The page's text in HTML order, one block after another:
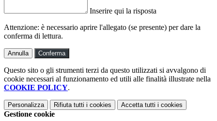
Inserire qui la risposta
Attenzione: è necessario aprire l'allegato (se presente) per dare la
conferma di lettura.
Annulla Conferma
Questo sito o gli strumenti terzi da questo utilizzati si avvalgono di
cookie necessari al funzionamento ed utili alle finalità illustrate nella
COOKIE POLICY.
Personalizza Rifiuta tutti i cookies Accetta tutti i cookies
Gestione cookie